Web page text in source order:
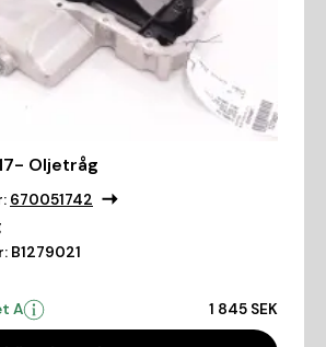
Oljetråg
670051742
B1279021
A 1 845 SEK